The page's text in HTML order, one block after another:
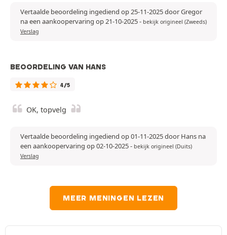
Vertaalde beoordeling ingediend op 25-11-2025 door Gregor
na een aankoopervaring op 21-10-2025- bekijk origineel (Zweeds)
Verslag
BEOORDELING VAN HANS
4/5
OK, topvelg
Vertaalde beoordeling ingediend op 01-11-2025 door Hans na
een aankoopervaring op 02-10-2025- bekijk origineel (Duits)
Verslag
MEER MENINGEN LEZEN